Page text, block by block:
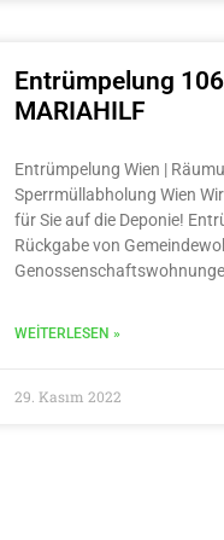
Entrümpelung
MARIAHILF
Entrümpelung Wien |
Sperrmüllabholung Wien
für Sie auf die Deponie!
Rückgabe von
WEITERLESEN »
29. Kasım 2022